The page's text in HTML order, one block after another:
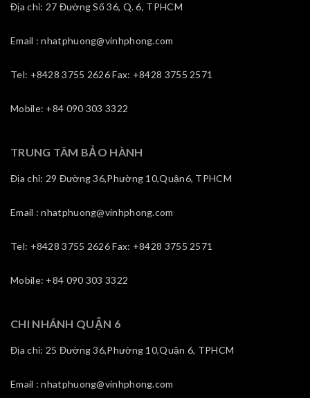
Địa chỉ: 27 Đường Số 36, Q. 6, TPHCM
Email : nhatphuong@vinhphong.com
Tel: +8428 3755 2626 Fax: +8428 3755 2571
Mobile: +84 090 303 3322
TRUNG TÂM BẢO HÀNH
Địa chỉ: 29 Đường 36,Phường 10,Quận6, TPHCM
Email : nhatphuong@vinhphong.com
Tel: +8428 3755 2626 Fax: +8428 3755 2571
Mobile: +84 090 303 3322
CHI NHÁNH QUẬN 6
Địa chỉ: 25 Đường 36,Phường 10,Quận 6, TPHCM
Email : nhatphuong@vinhphong.com